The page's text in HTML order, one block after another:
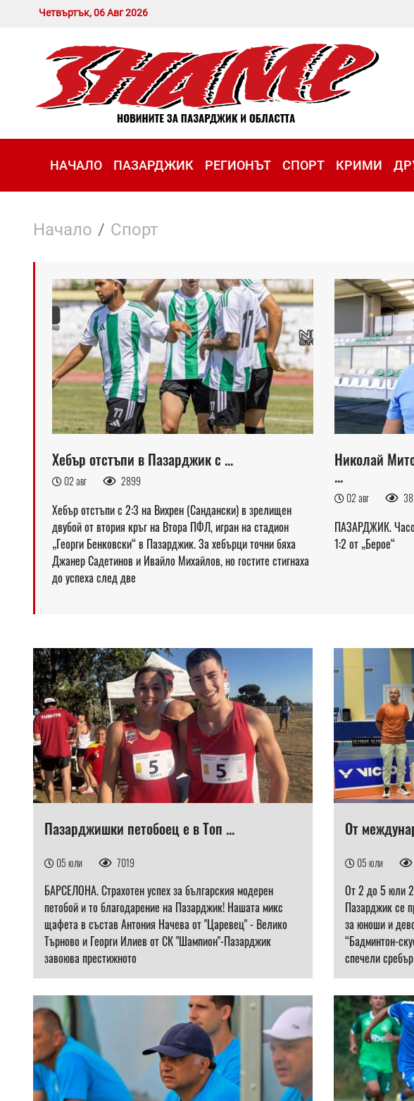
Четвъртък, 06 Авг 2026
НАЧАЛО ПАЗАРДЖИК РЕГИОНЪТ СПОРТ КРИМИ
Начало Спорт
Хебър отстъпи в Пазарджик с ...
02 авг 2899
Хебър отстъпи с 2:3 на Вихрен (Сандански) в зрелищен
двубой от втория кръг на Втора ПФЛ, игран на стадион
„Георги Бенковски“ в Пазарджик. За хебърци точни бяха
Джанер Садетинов и Ивайло Михайлов, но гостите стигнаха
до успеха след две
Николай
...
02 авг
ПАЗАРДЖИК.
1:2 от „Берое“
Пазарджишки петобоец е в Топ ...
05 юли 7019
БАРСЕЛОНА. Страхотен успех за българския модерен
петобой и то благодарение на Пазарджик! Нашата микс
щафета в състав Антония Начева от "Царевец" - Велико
Търново и Георги Илиев от СК "Шампион"-Пазарджик
завоюва престижното
От
05 юли
От 2 до 5 юли
Пазарджик се
за юноши и
“Бадминтон-
спечели сребър